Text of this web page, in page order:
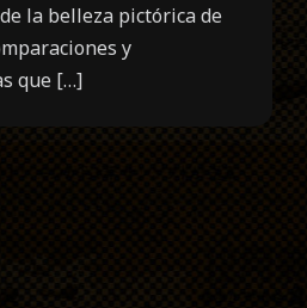
la belleza pictórica de
y
que […]